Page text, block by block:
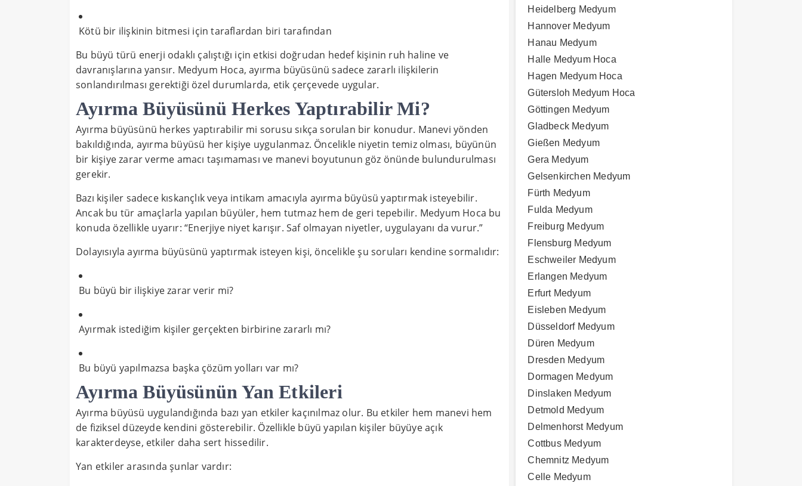
Kötü bir ilişkinin bitmesi için taraflardan biri tarafından
Bu büyü türü enerji odaklı çalıştığı için etkisi doğrudan hedef kişinin ruh haline ve
davranışlarına yansır. Medyum Hoca, ayırma büyüsünü sadece zararlı ilişkilerin
sonlandırılması gerektiği özel durumlarda, etik çerçevede uygular.
Ayırma Büyüsünü Herkes Yaptırabilir Mi?
Ayırma büyüsünü herkes yaptırabilir mi sorusu sıkça sorulan bir konudur. Manevi yönden
bakıldığında, ayırma büyüsü her kişiye uygulanmaz. Öncelikle niyetin temiz olması, büyünün
bir kişiye zarar verme amacı taşımaması ve manevi boyutunun göz önünde bulundurulması
gerekir.
Bazı kişiler sadece kıskançlık veya intikam amacıyla ayırma büyüsü yaptırmak isteyebilir.
Ancak bu tür amaçlarla yapılan büyüler, hem tutmaz hem de geri tepebilir. Medyum Hoca bu
konuda özellikle uyarır: “Enerjiye niyet karışır. Saf olmayan niyetler, uygulayanı da vurur.”
Dolayısıyla ayırma büyüsünü yaptırmak isteyen kişi, öncelikle şu soruları kendine sormalıdır:
Bu büyü bir ilişkiye zarar verir mi?
Ayırmak istediğim kişiler gerçekten birbirine zararlı mı?
Bu büyü yapılmazsa başka çözüm yolları var mı?
Ayırma Büyüsünün Yan Etkileri
Ayırma büyüsü uygulandığında bazı yan etkiler kaçınılmaz olur. Bu etkiler hem manevi hem
de fiziksel düzeyde kendini gösterebilir. Özellikle büyü yapılan kişiler büyüye açık
karakterdeyse, etkiler daha sert hissedilir.
Yan etkiler arasında şunlar vardır:
Heidelberg Medyum
Hannover Medyum
Hanau Medyum
Halle Medyum Hoca
Hagen Medyum Hoca
Gütersloh Medyum Hoca
Göttingen Medyum
Gladbeck Medyum
Gießen Medyum
Gera Medyum
Gelsenkirchen Medyum
Fürth Medyum
Fulda Medyum
Freiburg Medyum
Flensburg Medyum
Eschweiler Medyum
Erlangen Medyum
Erfurt Medyum
Eisleben Medyum
Düsseldorf Medyum
Düren Medyum
Dresden Medyum
Dormagen Medyum
Dinslaken Medyum
Detmold Medyum
Delmenhorst Medyum
Cottbus Medyum
Chemnitz Medyum
Celle Medyum